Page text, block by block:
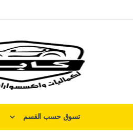
تسوق حسب القسم